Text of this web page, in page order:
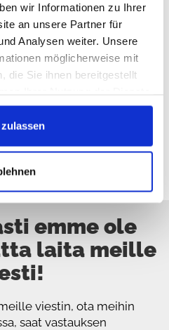
wir Informationen zu Ihrer
an unsere Partner für
Analysen weiter. Unsere
möglicherweise mit
die Sie ihnen bereitgestellt
emme ole
laita meille
viestin, ota meihin
saat vastauksen